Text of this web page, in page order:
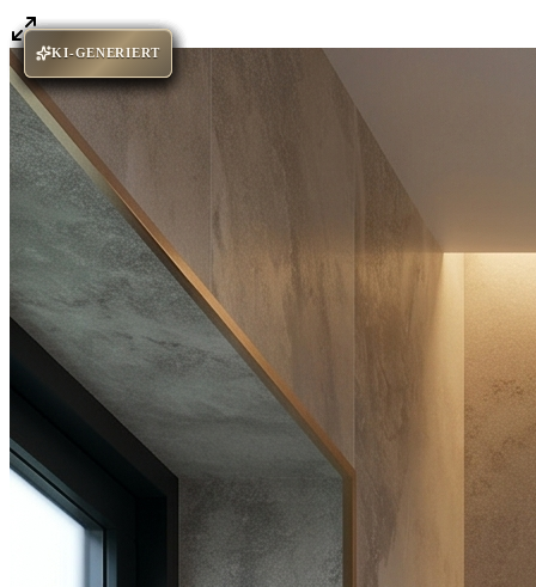
KI-GENERIERT
KI-GENERIERT
KI-GENERIERT
KI-GENERIERT
KI-GENERIERT
KI-GENERIERT
KI-GENERIERT